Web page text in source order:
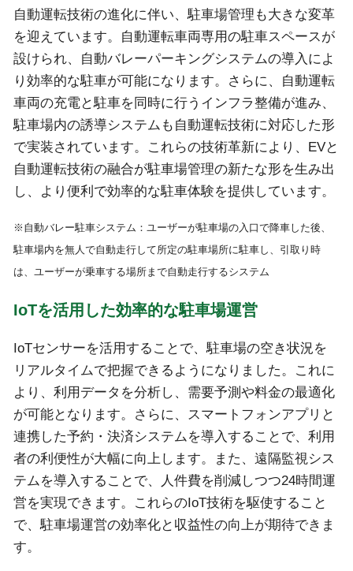
自動運転技術の進化に伴い、駐車場管理も大きな変革
を迎えています。自動運転車両専用の駐車スペースが
設けられ、自動バレーパーキングシステムの導入によ
り効率的な駐車が可能になります。さらに、自動運転
車両の充電と駐車を同時に行うインフラ整備が進み、
駐車場内の誘導システムも自動運転技術に対応した形
で実装されています。これらの技術革新により、EVと
自動運転技術の融合が駐車場管理の新たな形を生み出
し、より便利で効率的な駐車体験を提供しています。
※自動バレー駐車システム：ユーザーが駐車場の入口で降車した後、
駐車場内を無人で自動走行して所定の駐車場所に駐車し、引取り時
は、ユーザーが乗車する場所まで自動走行するシステム
IoTを活用した効率的な駐車場運営
IoTセンサーを活用することで、駐車場の空き状況を
リアルタイムで把握できるようになりました。これに
より、利用データを分析し、需要予測や料金の最適化
が可能となります。さらに、スマートフォンアプリと
連携した予約・決済システムを導入することで、利用
者の利便性が大幅に向上します。また、遠隔監視シス
テムを導入することで、人件費を削減しつつ24時間運
営を実現できます。これらのIoT技術を駆使すること
で、駐車場運営の効率化と収益性の向上が期待できま
す。